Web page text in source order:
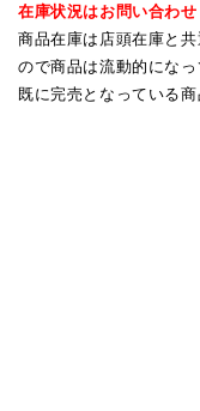
在庫状況はお問い合わせ
商品在庫は店頭在庫と
ので商品は流動的にな
既に完売となっている